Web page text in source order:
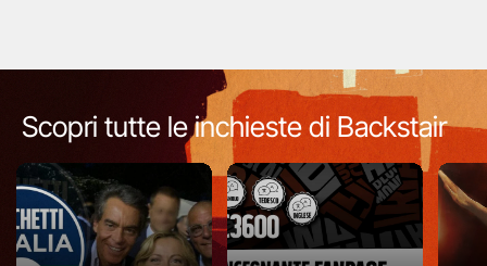
Scopri tutte le inchieste di Backstair